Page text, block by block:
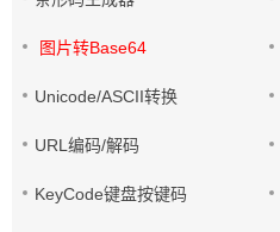
图片转Base64
Unicode/ASCII转换
URL编码/解码
KeyCode键盘按键码